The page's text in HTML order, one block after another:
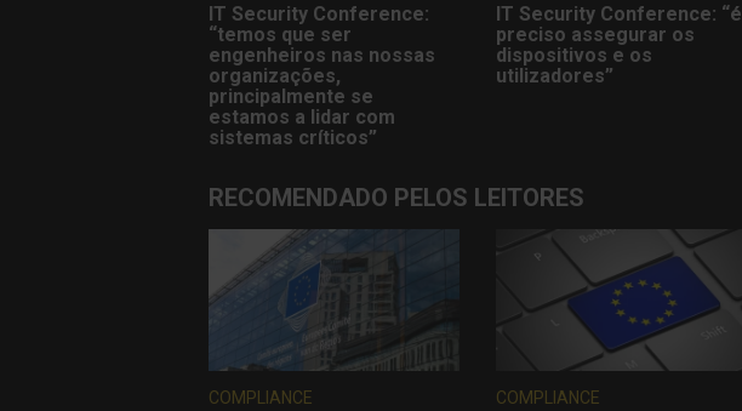
IT Security Conference:
“temos que ser
engenheiros nas nossas
organizações,
principalmente se
estamos a lidar com
sistemas críticos”
IT Security Conference: “é
preciso assegurar os
dispositivos e os
utilizadores”
RECOMENDADO PELOS LEITORES
COMPLIANCE COMPLIANCE